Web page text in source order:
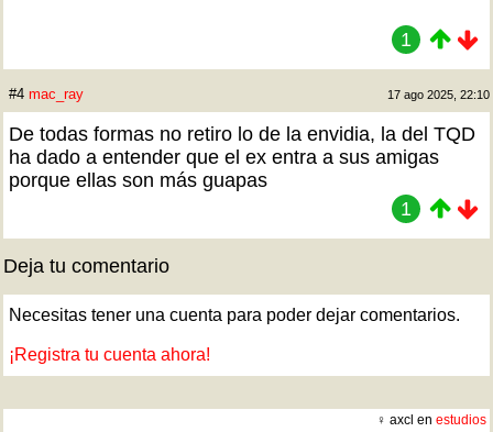
1
#4 mac_ray 17 ago 2025, 22:10
De todas formas no retiro lo de la envidia, la del TQD
ha dado a entender que el ex entra a sus amigas
porque ellas son más guapas
1
Deja tu comentario
Necesitas tener una cuenta para poder dejar comentarios.
¡Registra tu cuenta ahora!
♀ axcl en estudios